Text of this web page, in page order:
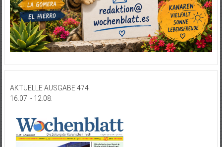
AKTUELLE AUSGABE 474
16.07. - 12.08.